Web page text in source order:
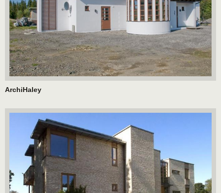
ArchiHaley